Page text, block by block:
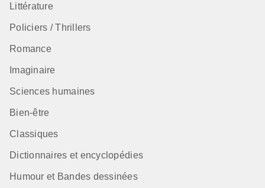
Littérature
Policiers / Thrillers
Romance
Imaginaire
Sciences humaines
Bien-être
Classiques
Dictionnaires et encyclopédies
Humour et Bandes dessinées